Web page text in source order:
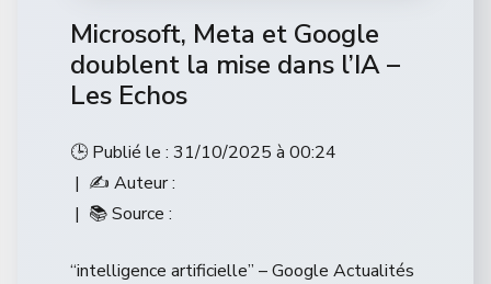
Microsoft, Meta et Google
doublent la mise dans l’IA –
Les Echos
🕒 Publié le : 31/10/2025 à 00:24
| ✍️ Auteur :
| 📚 Source :
“intelligence artificielle” – Google Actualités